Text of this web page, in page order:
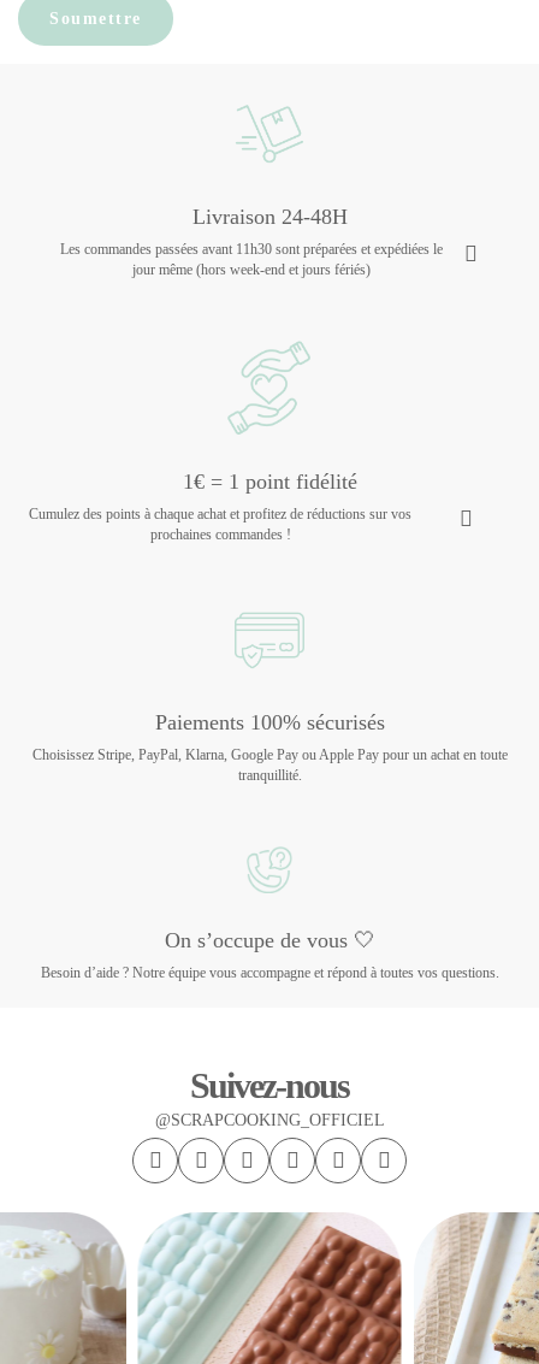
Livraison 24-48H
Les commandes passées avant 11h30 sont préparées et expédiées le
jour même (hors week-end et jours fériés)
1€ = 1 point fidélité
Cumulez des points à chaque achat et profitez de réductions sur vos
prochaines commandes !
Paiements 100% sécurisés
Choisissez Stripe, PayPal, Klarna, Google Pay ou Apple Pay pour un achat en toute
tranquillité.
On s’occupe de vous 🤍
Besoin d’aide ? Notre équipe vous accompagne et répond à toutes vos questions.
Suivez-nous
@SCRAPCOOKING_OFFICIEL